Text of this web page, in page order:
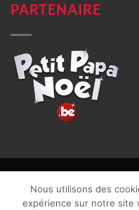
PARTENAIRE
CGU| Vie privée| TVA :
Nous utilisons des
expérience sur notre site